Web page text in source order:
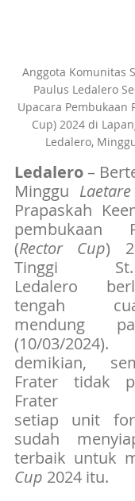
Anggota Komunitas
Paulus Ledalero
Upacara Pembukaan
Cup) 2024 di
Ledalero,
Ledalero –
Minggu Laetare
Prapaskah
pembukaan
(Rector Cup)
Tinggi
Ledalero
tengah
mendung
(10/03/
demikian,
Frater tidak
setiap unit
sudah
terbaik untuk
Cup 2024 itu.